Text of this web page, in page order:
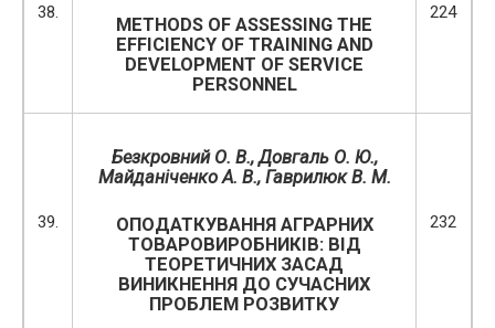
38.
METHODS OF ASSESSING THE
EFFICIENCY OF TRAINING AND
DEVELOPMENT OF SERVICE
PERSONNEL
224
39.
Безкровний О. В., Довгаль О. Ю.,
Майданіченко А. В., Гаврилюк В. М.
ОПОДАТКУВАННЯ АГРАРНИХ
ТОВАРОВИРОБНИКІВ: ВІД
ТЕОРЕТИЧНИХ ЗАСАД
ВИНИКНЕННЯ ДО СУЧАСНИХ
ПРОБЛЕМ РОЗВИТКУ
232